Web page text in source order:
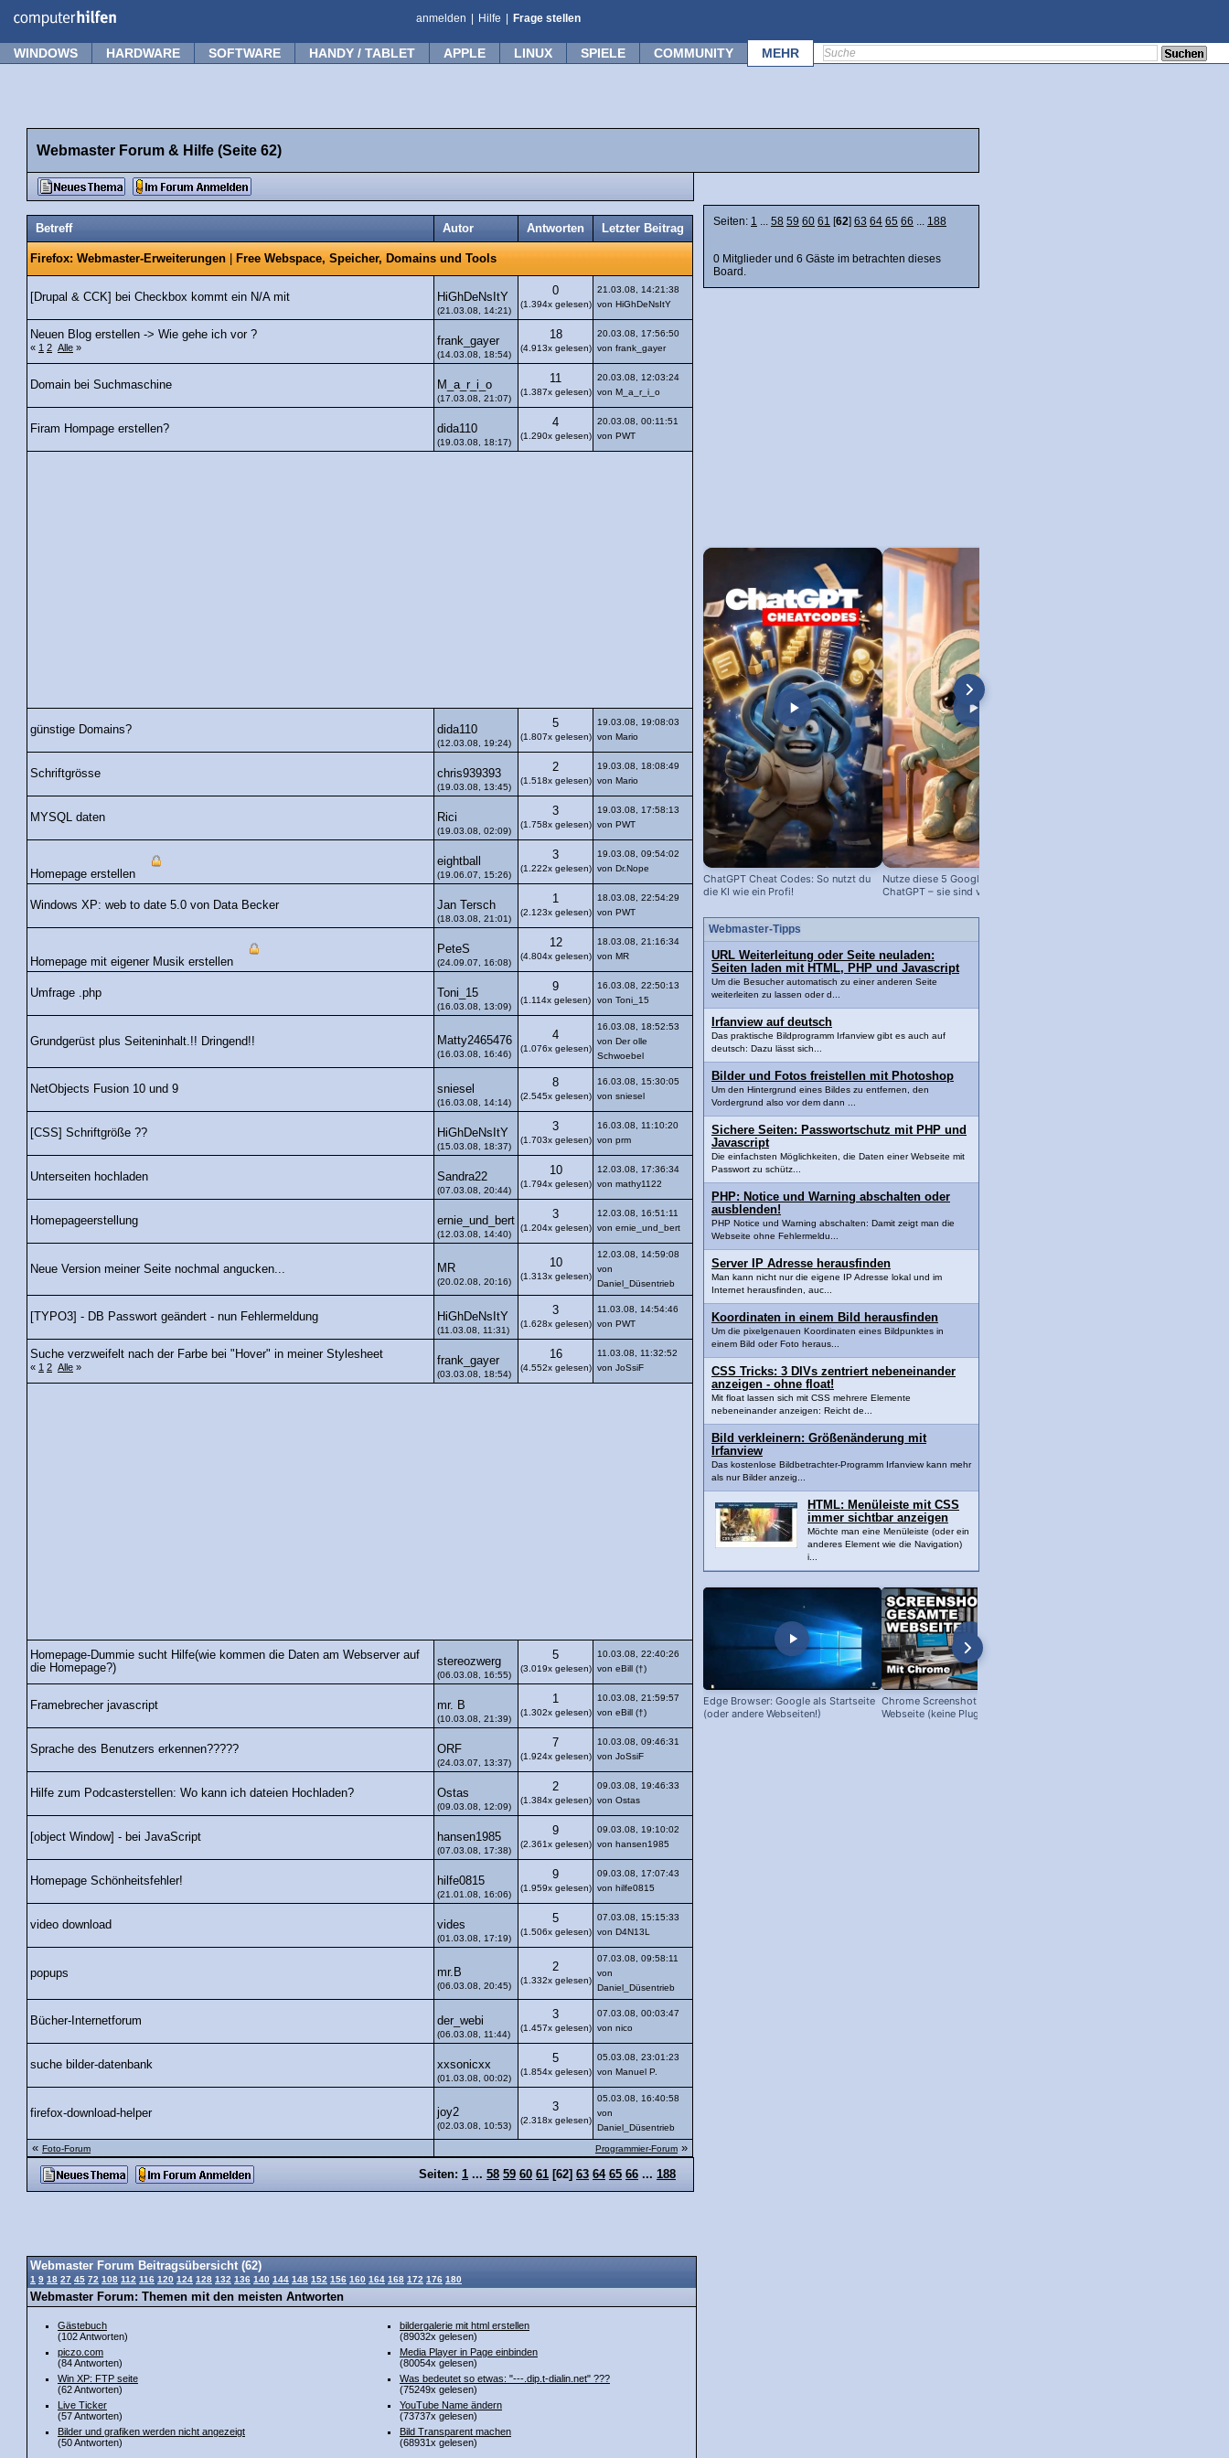
anmelden Hilfe Frage stellen
WINDOWS HARDWARE SOFTWARE HANDY / TABLET APPLE LINUX SPIELE COMMUNITY MEHR
Webmaster Forum & Hilfe (Seite 62)
Betreff Autor Antworten Letzter Beitrag
Firefox: Webmaster-Erweiterungen Free Webspace, Speicher, Domains und Tools
[Drupal & CCK] bei Checkbox kommt ein N/A mit HiGhDeNsItY
(21.03.08, 14:21)
0
(1.394x gelesen)
21.03.08, 14:21:38
von HiGhDeNsItY
Neuen Blog erstellen -> Wie gehe ich vor ?
« 1 2 Alle »
frank_gayer
(14.03.08, 18:54)
18
(4.913x gelesen)
20.03.08, 17:56:50
von frank_gayer
Domain bei Suchmaschine M_a_r_i_o
(17.03.08, 21:07)
11
(1.387x gelesen)
20.03.08, 12:03:24
von M_a_r_i_o
Firam Hompage erstellen? dida110
(19.03.08, 18:17)
4
(1.290x gelesen)
20.03.08, 00:11:51
von PWT
günstige Domains? dida110
(12.03.08, 19:24)
5
(1.807x gelesen)
19.03.08, 19:08:03
von Mario
Schriftgrösse chris939393
(19.03.08, 13:45)
2
(1.518x gelesen)
19.03.08, 18:08:49
von Mario
MYSQL daten Rici
(19.03.08, 02:09)
3
(1.758x gelesen)
19.03.08, 17:58:13
von PWT
Homepage erstellen
eightball
(19.06.07, 15:26)
3
(1.222x gelesen)
19.03.08, 09:54:02
von Dr.Nope
Windows XP: web to date 5.0 von Data Becker Jan Tersch
(18.03.08, 21:01)
1
(2.123x gelesen)
18.03.08, 22:54:29
von PWT
Homepage mit eigener Musik erstellen
PeteS
(24.09.07, 16:08)
12
(4.804x gelesen)
18.03.08, 21:16:34
von MR
Umfrage .php Toni_15
(16.03.08, 13:09)
9
(1.114x gelesen)
16.03.08, 22:50:13
von Toni_15
Grundgerüst plus Seiteninhalt.!! Dringend!! Matty2465476
(16.03.08, 16:46)
4
(1.076x gelesen)
16.03.08, 18:52:53
von Der olle
Schwoebel
NetObjects Fusion 10 und 9 sniesel
(16.03.08, 14:14)
8
(2.545x gelesen)
16.03.08, 15:30:05
von sniesel
[CSS] Schriftgröße ?? HiGhDeNsItY
(15.03.08, 18:37)
3
(1.703x gelesen)
16.03.08, 11:10:20
von prm
Unterseiten hochladen Sandra22
(07.03.08, 20:44)
10
(1.794x gelesen)
12.03.08, 17:36:34
von mathy1122
Homepageerstellung ernie_und_bert
(12.03.08, 14:40)
3
(1.204x gelesen)
12.03.08, 16:51:11
von ernie_und_bert
Neue Version meiner Seite nochmal angucken... MR
(20.02.08, 20:16)
10
(1.313x gelesen)
12.03.08, 14:59:08
von
Daniel_Düsentrieb
[TYPO3] - DB Passwort geändert - nun Fehlermeldung HiGhDeNsItY
(11.03.08, 11:31)
3
(1.628x gelesen)
11.03.08, 14:54:46
von PWT
Suche verzweifelt nach der Farbe bei "Hover" in meiner Stylesheet
« 1 2 Alle »
frank_gayer
(03.03.08, 18:54)
16
(4.552x gelesen)
11.03.08, 11:32:52
von JoSsiF
Homepage-Dummie sucht Hilfe(wie kommen die Daten am Webserver auf
die Homepage?)
stereozwerg
(06.03.08, 16:55)
5
(3.019x gelesen)
10.03.08, 22:40:26
von eBill (†)
Framebrecher javascript mr. B
(10.03.08, 21:39)
1
(1.302x gelesen)
10.03.08, 21:59:57
von eBill (†)
Sprache des Benutzers erkennen????? ORF
(24.03.07, 13:37)
7
(1.924x gelesen)
10.03.08, 09:46:31
von JoSsiF
Hilfe zum Podcasterstellen: Wo kann ich dateien Hochladen? Ostas
(09.03.08, 12:09)
2
(1.384x gelesen)
09.03.08, 19:46:33
von Ostas
[object Window] - bei JavaScript hansen1985
(07.03.08, 17:38)
9
(2.361x gelesen)
09.03.08, 19:10:02
von hansen1985
Homepage Schönheitsfehler! hilfe0815
(21.01.08, 16:06)
9
(1.959x gelesen)
09.03.08, 17:07:43
von hilfe0815
video download vides
(01.03.08, 17:19)
5
(1.506x gelesen)
07.03.08, 15:15:33
von D4N13L
popups mr.B
(06.03.08, 20:45)
2
(1.332x gelesen)
07.03.08, 09:58:11
von
Daniel_Düsentrieb
Bücher-Internetforum der_webi
(06.03.08, 11:44)
3
(1.457x gelesen)
07.03.08, 00:03:47
von nico
suche bilder-datenbank xxsonicxx
(01.03.08, 00:02)
5
(1.854x gelesen)
05.03.08, 23:01:23
von Manuel P.
firefox-download-helper joy2
(02.03.08, 10:53)
3
(2.318x gelesen)
05.03.08, 16:40:58
von
Daniel_Düsentrieb
«Foto-Forum Programmier-Forum»
Seiten: 1 ... 58 59 60 61 [62] 63 64 65 66 ... 188
0 Mitglieder und 6 Gäste im betrachten dieses
Board.
ChatGPT Cheat Codes: So nutzt du
die KI wie ein Profi!
Nutze diese 5 Google Tools statt
ChatGPT – sie sind viel besser!
Webmaster-Tipps
URL Weiterleitung oder Seite neuladen:
Seiten laden mit HTML, PHP und Javascript
Um die Besucher automatisch zu einer anderen Seite
weiterleiten zu lassen oder d...
Irfanview auf deutsch
Das praktische Bildprogramm Irfanview gibt es auch auf
deutsch: Dazu lässt sich...
Bilder und Fotos freistellen mit Photoshop
Um den Hintergrund eines Bildes zu entfernen, den
Vordergrund also vor dem dann ...
Sichere Seiten: Passwortschutz mit PHP und
Javascript
Die einfachsten Möglichkeiten, die Daten einer Webseite mit
Passwort zu schütz...
PHP: Notice und Warning abschalten oder
ausblenden!
PHP Notice und Warning abschalten: Damit zeigt man die
Webseite ohne Fehlermeldu...
Server IP Adresse herausfinden
Man kann nicht nur die eigene IP Adresse lokal und im
Internet herausfinden, auc...
Koordinaten in einem Bild herausfinden
Um die pixelgenauen Koordinaten eines Bildpunktes in
einem Bild oder Foto heraus...
CSS Tricks: 3 DIVs zentriert nebeneinander
anzeigen - ohne float!
Mit float lassen sich mit CSS mehrere Elemente
nebeneinander anzeigen: Reicht de...
Bild verkleinern: Größenänderung mit
Irfanview
Das kostenlose Bildbetrachter-Programm Irfanview kann mehr
als nur Bilder anzeig...
HTML: Menüleiste mit CSS
immer sichtbar anzeigen
Möchte man eine Menüleiste (oder ein
anderes Element wie die Navigation)
i...
Edge Browser: Google als Startseite
(oder andere Webseiten!)
Chrome Screenshot von ganzer
Webseite (keine Plugins nötig!)
Seiten: 1 ... 58 59 60 61 [62] 63 64 65 66 ... 188
Webmaster Forum Beitragsübersicht (62)
1 9 18 27 45 72 108 112 116 120 124 128 132 136 140 144 148 152 156 160 164 168 172 176 180
Webmaster Forum: Themen mit den meisten Antworten
Gästebuch
(102 Antworten)
piczo.com
(84 Antworten)
Win XP: FTP seite
(62 Antworten)
Live Ticker
(57 Antworten)
Bilder und grafiken werden nicht angezeigt
(50 Antworten)
bildergalerie mit html erstellen
(89032x gelesen)
Media Player in Page einbinden
(80054x gelesen)
Was bedeutet so etwas: "---.dip.t-dialin.net" ???
(75249x gelesen)
YouTube Name ändern
(73737x gelesen)
Bild Transparent machen
(68931x gelesen)